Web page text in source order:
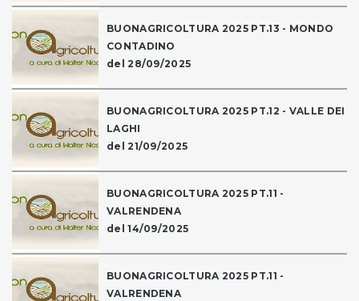
BUONAGRICOLTURA 2025 PT.13 - MONDO
CONTADINO
del 28/09/2025
BUONAGRICOLTURA 2025 PT.12 - VALLE DEI
LAGHI
del 21/09/2025
BUONAGRICOLTURA 2025 PT.11 -
VALRENDENA
del 14/09/2025
BUONAGRICOLTURA 2025 PT.11 -
VALRENDENA